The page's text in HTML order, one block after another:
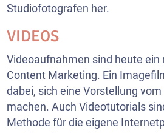
Studiofotografen her.
VIDEOS
Videoaufnahmen sind heute ein
Content Marketing. Ein
dabei, sich eine Vorstellung
machen. Auch Videotutorials
Methode für die eigene